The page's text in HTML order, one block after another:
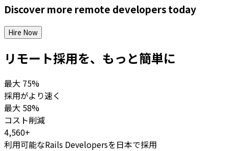
Discover more remote developerstoday
Hire Now
リモート採用を、もっと簡単に
最大 75%
採用がより速く
最大 58%
コスト削減
4,560+
利用可能なRails Developersを日本で採用